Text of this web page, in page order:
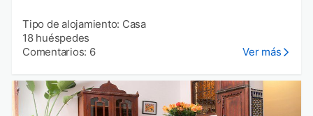
Tipo de alojamiento: Casa
18 huéspedes
Comentarios: 6
Ver más